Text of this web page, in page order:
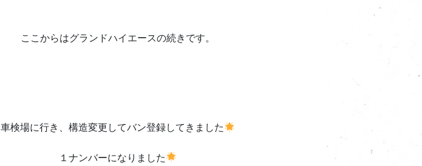
ここからはグランドハイエースの続きです。
車検場に行き、構造変更してバン登録してきました
１ナンバーになりました